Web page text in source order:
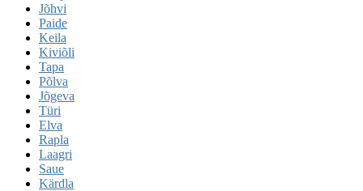
Jõhvi
Paide
Keila
Kiviõli
Tapa
Põlva
Jõgeva
Türi
Elva
Rapla
Laagri
Saue
Kärdla